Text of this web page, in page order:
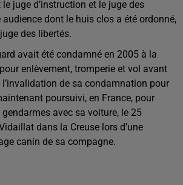
juge d’instruction et le juge des
audience dont le huis clos a été ordonné,
des libertés.
avait été condamné en 2005 à la
enlèvement, tromperie et vol avant
l’invalidation de sa condamnation pour
poursuivi, en France, pour
avec sa voiture, le 25
dans la Creuse lors d’une
canin de sa compagne.